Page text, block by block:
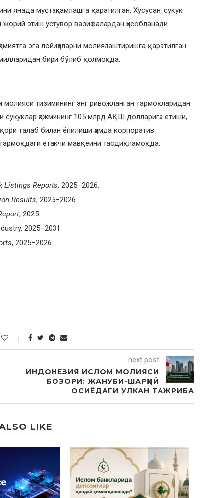
янада мустаҳкамлашга қаратилган. Хусусан, сукук
этиш устувор вазифалардан ҳисобланади.
эга лойиҳаларни молиялаштиришга қаратилган
бири бўлиб қолмоқда.
тизимининг энг ривожланган тармоқларидан
сукуклар ҳажмининг 105 млрд АҚШ долларига етиши,
талаб билан ёпилиши ҳамда корпоратив
етакчи мавқеини тасдиқламоқда.
Listings Reports, 2025–2026.
Results, 2025–2026.
, 2025.
2025–2031.
, 2025–2026.
next post
ИНДОНЕЗИЯ ИСЛОМ МОЛИЯСИ
БОЗОРИ: ЖАНУБИ-ШАРҚИЙ
ОСИЁДАГИ УЛКАН ТАЖРИБА
LIKE